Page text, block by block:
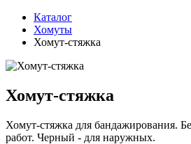
Каталог
Хомуты
Хомут-стяжка
Хомут-стяжка
Хомут-стяжка для бандажирования.
работ. Черный - для наружных.